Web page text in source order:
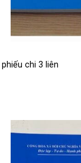
phiếu chi 3 liên